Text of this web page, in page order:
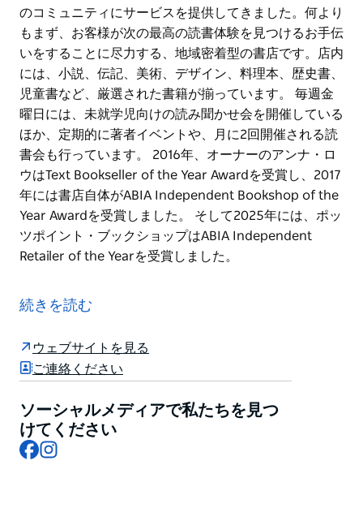
のコミュニティにサービスを提供してきました。何より
もまず、お客様が次の最高の読書体験を見つけるお手伝
いをすることに尽力する、地域密着型の書店です。店内
には、小説、伝記、美術、デザイン、料理本、歴史書、
児童書など、厳選された書籍が揃っています。 毎週金
曜日には、未就学児向けの読み聞かせ会を開催している
ほか、定期的に著者イベントや、月に2回開催される読
書会も行っています。 2016年、オーナーのアンナ・ロ
ウはText Bookseller of the Year Awardを受賞し、2017
年には書店自体がABIA Independent Bookshop of the
Year Awardを受賞しました。 そして2025年には、ポッ
ツポイント・ブックショップはABIA Independent
Retailer of the Yearを受賞しました。
来、ポッツポイント、エリザベスベイ、そして周辺地域
のコミュニティにサービスを提供してきました。何より
いをすることに尽力する、地域密着型の書店です。店内
には、小説、伝記、美術、デザイン、料理本、歴史書、
毎週金曜日には、未就学児向けの読み聞かせ会を開催し
ているほか、定期的に著者イベントや、月に2回開催さ
続きを読む
ウェブサイトを見る
ご連絡ください
ソーシャルメディアで私たちを見つ
けてください
Facebook